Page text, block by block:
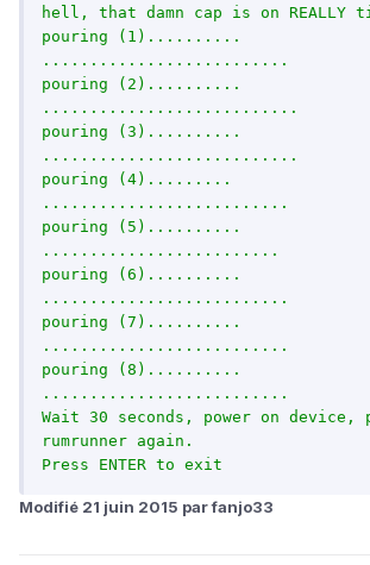
hell, that damn cap is on
pouring (1)..........
..........................
pouring (2)..........
...........................
pouring (3)..........
...........................
pouring (4).........
..........................
pouring (5)..........
.........................
pouring (6)..........
..........................
pouring (7)..........
..........................
pouring (8)..........
..........................
Wait 30 seconds, power on device,
rumrunner again.
Press ENTER to exit
Modifié 21 juin 2015 par fanjo33